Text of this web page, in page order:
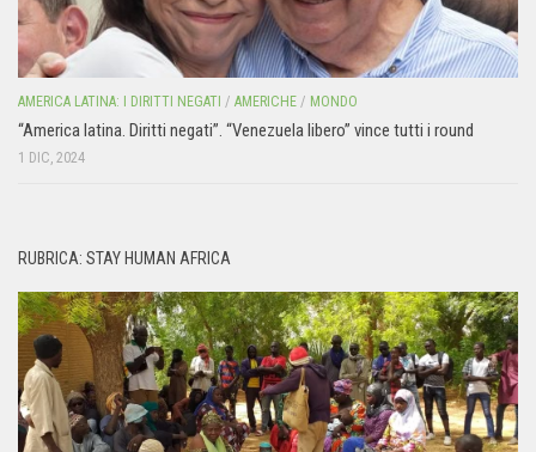
AMERICA LATINA: I DIRITTI NEGATI / AMERICHE / MONDO
“America latina. Diritti negati”. “Venezuela libero” vince tutti i round
1 DIC, 2024
RUBRICA: STAY HUMAN AFRICA